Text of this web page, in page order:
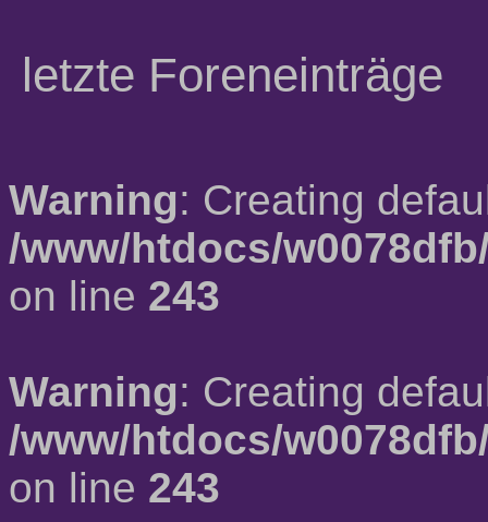
letzte Foreneinträge
Warning: Creating
/www/htdocs/
on line 243
Warning: Creating
/www/htdocs/
on line 243